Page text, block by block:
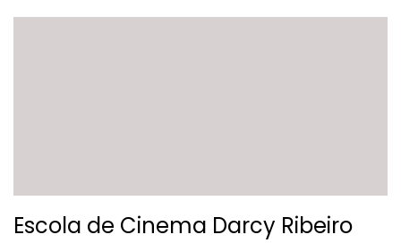
Escola de Cinema Darcy Ribeiro